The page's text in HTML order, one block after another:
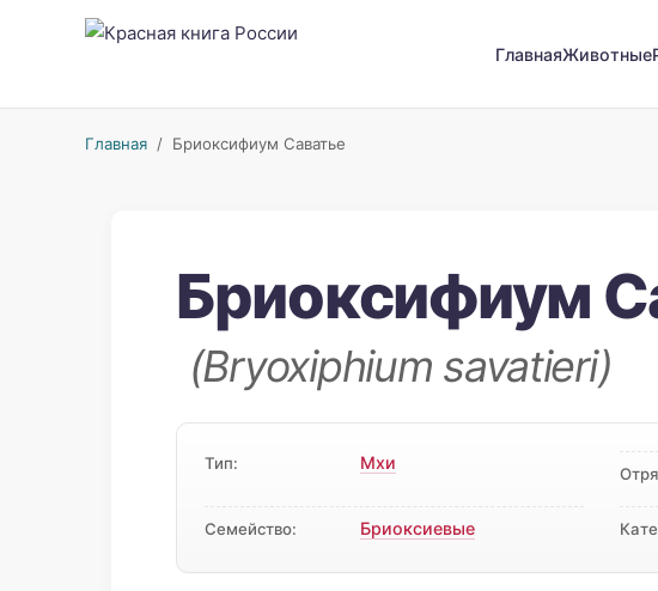
ГлавнаяЖивотные
Главная/ Бриоксифиум Саватье
Бриоксифиум
(Bryoxiphium savatieri)
Тип: Мхи
Семейство: Бриоксиевые